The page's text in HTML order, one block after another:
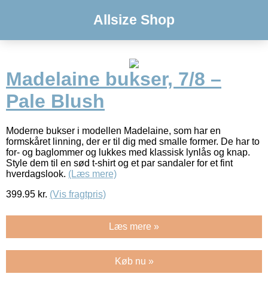
Allsize Shop
Madelaine bukser, 7/8 –
Pale Blush
Moderne bukser i modellen Madelaine, som har en
formskåret linning, der er til dig med smalle former. De har to
for- og baglommer og lukkes med klassisk lynlås og knap.
Style dem til en sød t-shirt og et par sandaler for et fint
hverdagslook. (Læs mere)
399.95 kr. (Vis fragtpris)
Læs mere »
Køb nu »